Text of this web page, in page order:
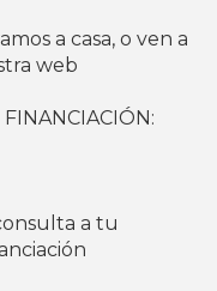
a casa, o ven a
web
a tu